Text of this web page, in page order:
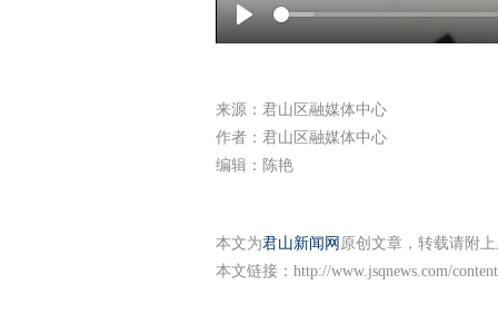
Play
来源：君山区融媒体中心
作者：君山区融媒体中心
编辑：陈艳
本文为君山新闻网 原创文章，转载请附
本文链接： http://www.jsqnews.com/